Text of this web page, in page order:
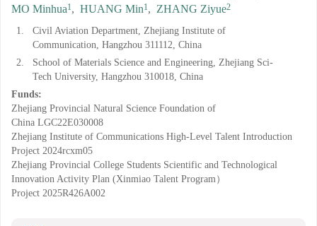
MO Minhua1, HUANG Min1, ZHANG Ziyue2
1.
Civil Aviation Department, Zhejiang Institute of
Communication, Hangzhou 311112, China
2.
School of Materials Science and Engineering, Zhejiang Sci-
Tech University, Hangzhou 310018, China
Funds:
Zhejiang Provincial Natural Science Foundation of
China LGC22E030008
Zhejiang Institute of Communications High-Level Talent Introduction
Project 2024rcxm05
Zhejiang Provincial College Students Scientific and Technological
Innovation Activity Plan (Xinmiao Talent Program）
Project 2025R426A002